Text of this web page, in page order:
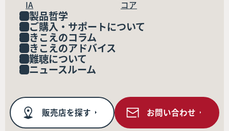
IA
コア
製品哲学
ご購入・サポートについて
きこえのコラム
きこえのアドバイス
難聴について
ニュースルーム
販売店を探す お問い合わせ